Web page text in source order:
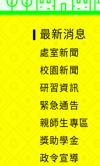
最新消息
處室新聞
校園新聞
研習資訊
緊急通告
親師生專區
獎助學金
政令宣導